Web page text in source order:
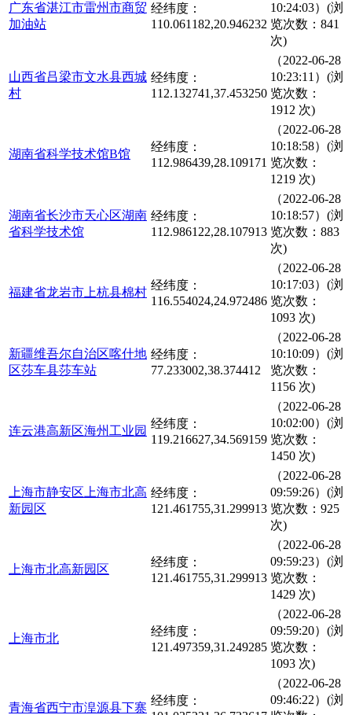
广东省湛江市雷州市商贸
加油站
经纬度：
110.061182,20.946232
10:24:03）(浏
览次数：841
次)
山西省吕梁市文水县西城
村
经纬度：
112.132741,37.453250
（2022-06-28
10:23:11）(浏
览次数：
1912 次)
湖南省科学技术馆B馆
经纬度：
112.986439,28.109171
（2022-06-28
10:18:58）(浏
览次数：
1219 次)
湖南省长沙市天心区湖南
省科学技术馆
经纬度：
112.986122,28.107913
（2022-06-28
10:18:57）(浏
览次数：883
次)
福建省龙岩市上杭县棉村
经纬度：
116.554024,24.972486
（2022-06-28
10:17:03）(浏
览次数：
1093 次)
新疆维吾尔自治区喀什地
区莎车县莎车站
经纬度：
77.233002,38.374412
（2022-06-28
10:10:09）(浏
览次数：
1156 次)
连云港高新区海州工业园
经纬度：
119.216627,34.569159
（2022-06-28
10:02:00）(浏
览次数：
1450 次)
上海市静安区上海市北高
新园区
经纬度：
121.461755,31.299913
（2022-06-28
09:59:26）(浏
览次数：925
次)
上海市北高新园区
经纬度：
121.461755,31.299913
（2022-06-28
09:59:23）(浏
览次数：
1429 次)
上海市北
经纬度：
121.497359,31.249285
（2022-06-28
09:59:20）(浏
览次数：
1093 次)
青海省西宁市湟源县下寨
经纬度：
（2022-06-28
09:46:22）(浏